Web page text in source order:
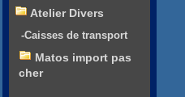
Atelier Divers
-Caisses de transport
Matos import pas
cher